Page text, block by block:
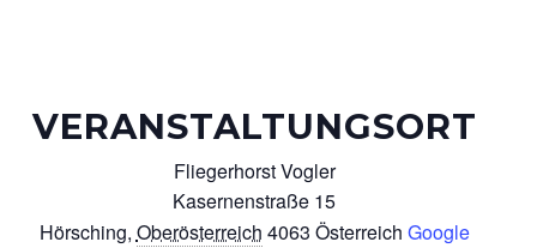
VERANSTALTUNGSORT
Fliegerhorst Vogler
Kasernenstraße 15
Hörsching, Oberösterreich 4063 Österreich Google